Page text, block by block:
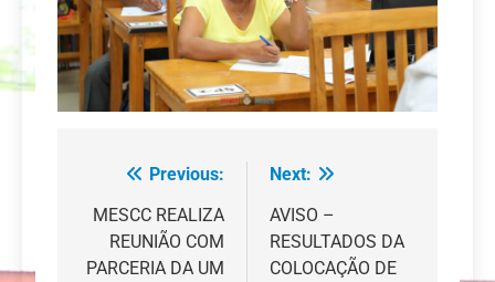
Navegação
de
artigos
Previous:
MESCC REALIZA
REUNIÃO COM
PARCERIA DA UM
Next:
AVISO –
RESULTADOS DA
COLOCAÇÃO DE